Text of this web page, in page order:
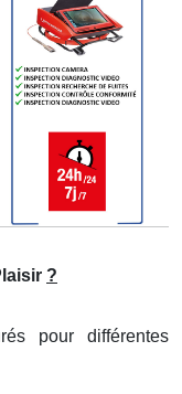
?
pour différentes